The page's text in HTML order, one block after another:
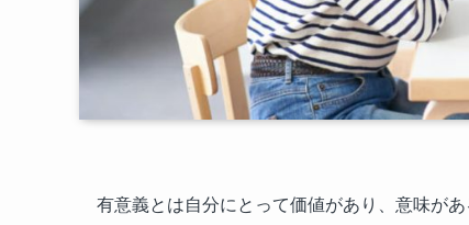
有意義とは自分にとって価値があり、意味が